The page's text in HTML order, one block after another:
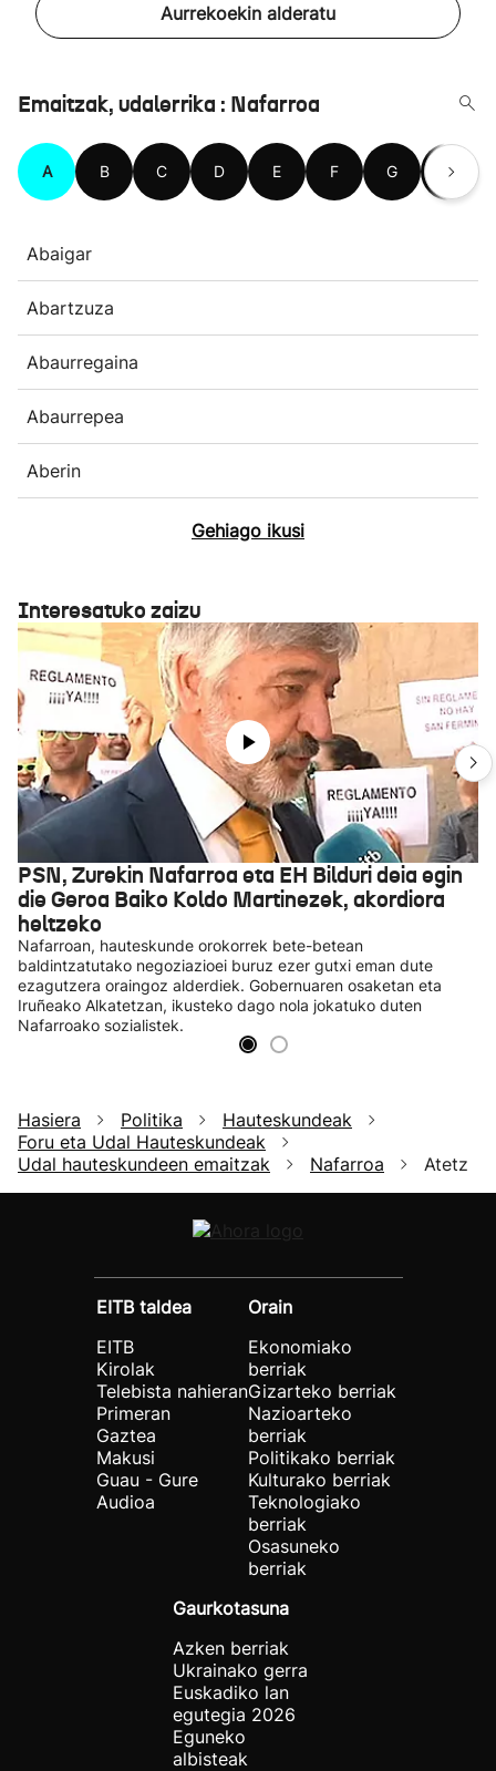
Aurrekoekin alderatu
Emaitzak, udalerrika : Nafarroa
A B C D E F G H
Abaigar
Abartzuza
Abaurregaina
Abaurrepea
Aberin
Gehiago ikusi
Interesatuko zaizu
PSN, Zurekin Nafarroa eta EH Bilduri deia egin
die Geroa Baiko Koldo Martinezek, akordiora
heltzeko
Nafarroan, hauteskunde orokorrek bete-betean
baldintzatutako negoziazioei buruz ezer gutxi eman dute
ezagutzera oraingoz alderdiek. Gobernuaren osaketan eta
Iruñeako Alkatetzan, ikusteko dago nola jokatuko duten
Nafarroako sozialistek.
Hasiera Politika
Hauteskundeak
Foru eta Udal Hauteskundeak
Udal hauteskundeen emaitzak
Nafarroa Atetz
EITB taldea
EITB
Kirolak
Telebista nahieran
Primeran
Gaztea
Makusi
Guau - Gure
Audioa
Orain
Ekonomiako
berriak
Gizarteko berriak
Nazioarteko
berriak
Politikako berriak
Kulturako berriak
Teknologiako
berriak
Osasuneko
berriak
Gaurkotasuna
Azken berriak
Ukrainako gerra
Euskadiko lan
egutegia 2026
Eguneko
albisteak